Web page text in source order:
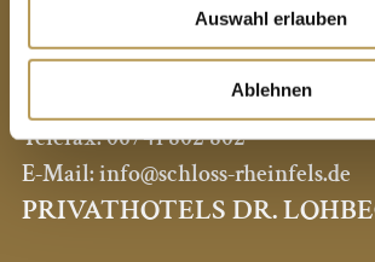
Auswahl erlauben
Ablehnen
D-56329 St. Goar
Telefax:06741 802 802
E-Mail:info@schloss-rheinfels.de
PRIVATHOTELS DR.